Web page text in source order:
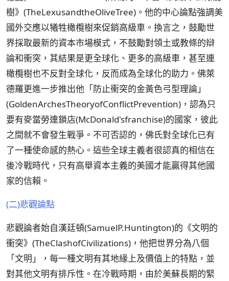
樹》(TheLexusandtheOliveTree)。他的中心論點強調美
國外交應以犧牲橄欖樹來促銷高級車。換言之，鼓勵世
界採取最新的資本市場模式，不鼓勵對領土或教條的辯
論和衝突，其結果是更全球化、更多的高級車，甚至連
橄欖樹也不反對全球化，反而成為全球化的助力。佛萊
德羅更進一步推出他「防止衝突的金黃色弓型理論」
(GoldenArchesTheoryofConflictPrevention)，認為只
要有麥當勞連鎖店(McDonald'sfranchise)的國家，彼此
之間就不會發生戰爭。不可否認的，佛氏對全球化已有
了一種使命感的熱心。這些全球主義者很認真的相信在
後冷戰時代，只有高舉資本主義的美國才能贏得其他國
家的信賴。
(二)悲觀論點
悲觀論者始自漢廷頓(SamuelP.Huntington)的《文明的
衝突》(TheClashofCivilizations)，他把世界分為八個
「文明」，每一種文明有其地緣上及價值上的特點，並
對其他文明有排斥性。在冷戰時期，由於美蘇長期的緊